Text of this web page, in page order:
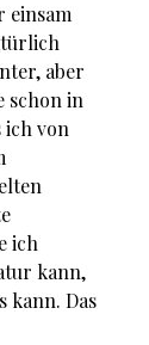
einsam
aber
schon in
ich von
ich
kann,
kann. Das